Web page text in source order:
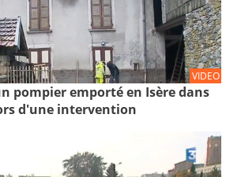
VIDEO
pompier emporté en Isère dans
d'une intervention